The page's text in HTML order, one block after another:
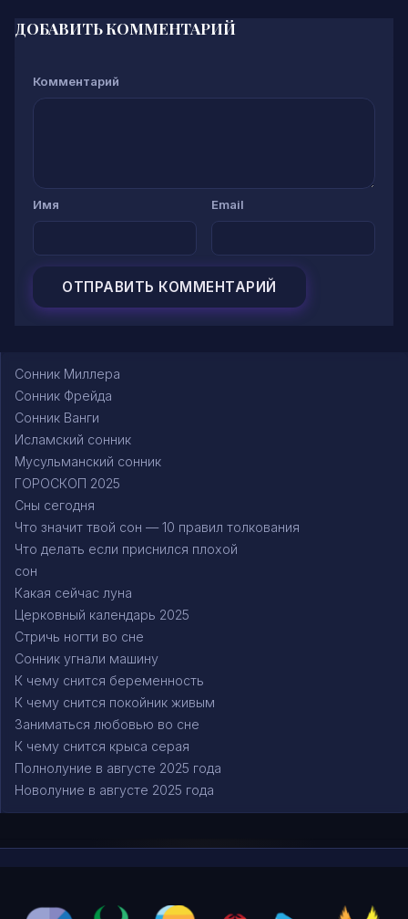
ДОБАВИТЬ КОММЕНТАРИЙ
Комментарий
Имя Email
Сонник Миллера
Сонник Фрейда
Сонник Ванги
Исламский сонник
Мусульманский сонник
ГОРОСКОП 2025
Сны сегодня
Что значит твой сон — 10 правил толкования
Что делать если приснился плохой
сон
Какая сейчас луна
Церковный календарь 2025
Стричь ногти во сне
Сонник угнали машину
К чему снится беременность
К чему снится покойник живым
Заниматься любовью во сне
К чему снится крыса серая
Полнолуние в августе 2025 года
Новолуние в августе 2025 года